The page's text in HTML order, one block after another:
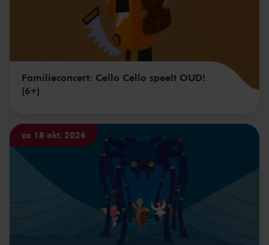
Familieconcert: Cello Cello speelt OUD!
(6+)
zo 18 okt. 2026